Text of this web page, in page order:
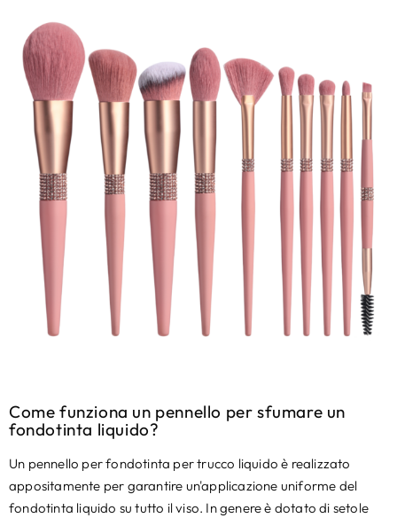
Come funziona un pennello per sfumare un
fondotinta liquido?
Un pennello per fondotinta per trucco liquido è realizzato
appositamente per garantire un'applicazione uniforme del
fondotinta liquido su tutto il viso. In genere è dotato di setole